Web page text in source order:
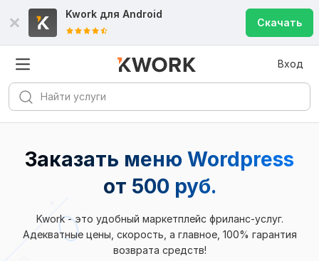
Kwork для Android
Скачать
Вход
Заказать меню Wordpress
от 500 руб.
Kwork - это удобный маркетплейс фриланс-услуг.
Адекватные цены, скорость, а главное, 100% гарантия
возврата средств!